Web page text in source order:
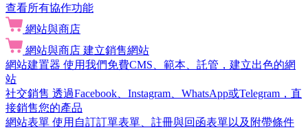
查看所有協作功能
網站與商店
網站與商店 建立銷售網站
網站建置器 使用我們免費CMS、範本、託管，建立出色的網
站
社交銷售 透過Facebook、Instagram、WhatsApp或Telegram，直
接銷售您的產品
網站表單 使用自訂訂單表單、註冊與回函表單以及附帶條件